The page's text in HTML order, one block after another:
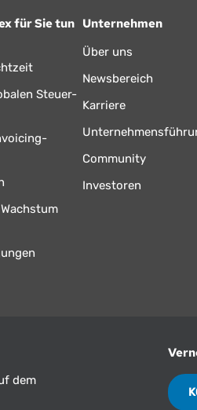
für Sie tun
Steuer-
Unternehmen
Über uns
Newsbereich
Karriere
Community
Investoren
dem